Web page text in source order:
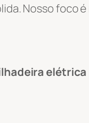
Nosso foco é